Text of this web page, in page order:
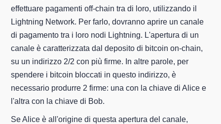
effettuare pagamenti off-chain tra di loro, utilizzando il
Lightning Network. Per farlo, dovranno aprire un canale
di pagamento tra i loro nodi Lightning. L'apertura di un
canale è caratterizzata dal deposito di bitcoin on-chain,
su un indirizzo 2/2 con più firme. In altre parole, per
spendere i bitcoin bloccati in questo indirizzo, è
necessario produrre 2 firme: una con la chiave di Alice e
l'altra con la chiave di Bob.
Se Alice è all'origine di questa apertura del canale,